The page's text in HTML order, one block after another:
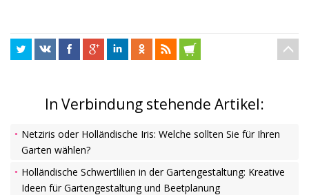
In Verbindung stehende Artikel:
Netziris oder Holländische Iris: Welche sollten Sie für Ihren
Garten wählen?
Holländische Schwertlilien in der Gartengestaltung: Kreative
Ideen für Gartengestaltung und Beetplanung